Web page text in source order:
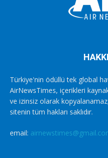
Türkiye'nin ödüllü tek global
AirNewsTimes, içerikleri
ve izinsiz olarak
sitenin tüm hakları saklıdır.
email: